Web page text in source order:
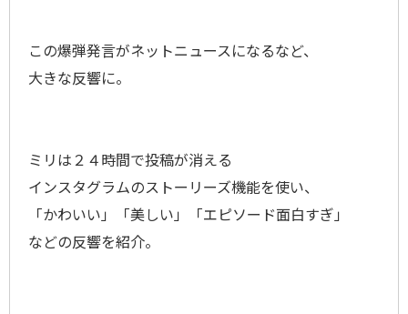
この爆弾発言がネットニュースになるなど、
大きな反響に。
ミリは２４時間で投稿が消える
インスタグラムのストーリーズ機能を使い、
「かわいい」「美しい」「エピソード面白すぎ」
などの反響を紹介。